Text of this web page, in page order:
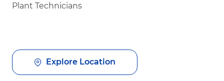
Plant Technicians
Explore Location